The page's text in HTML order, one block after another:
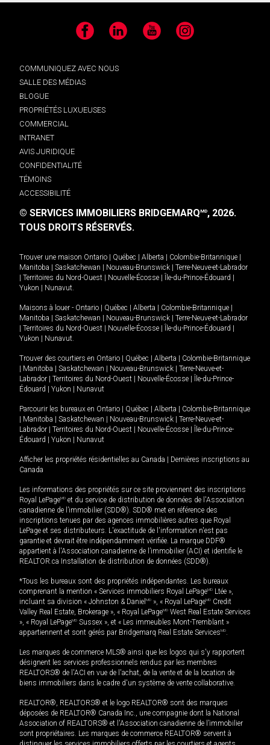
Facebook LinkedIn YouTube Instagram
COMMUNIQUEZ AVEC NOUS
SALLE DES MÉDIAS
BLOGUE
PROPRIÉTÉS LUXUEUSES
COMMERCIAL
INTRANET
AVIS JURIDIQUE
CONFIDENTIALITÉ
TÉMOINS
ACCESSIBILITÉ
© SERVICES IMMOBILIERS BRIDGEMARQMD, 2026.
TOUS DROITS RÉSERVÉS.
Trouver une maison Ontario Québec Alberta Colombie-Britannique
Manitoba
Saskatchewan Nouveau-Brunswick
Terre-Neuve-et-Labrador
Territoires du Nord-Ouest Nouvelle-Écosse Île-du-Prince-Édouard
Yukon
Nunavut.
Maisons à louer - Ontario Québec Alberta Colombie-Britannique
Manitoba
Saskatchewan Nouveau-Brunswick
Terre-Neuve-et-Labrador
Territoires du Nord-Ouest Nouvelle-Écosse Île-du-Prince-Édouard
Yukon
Nunavut.
Trouver des courtiers en Ontario Québec Alberta
Colombie-Britannique
Manitoba Saskatchewan Nouveau-Brunswick
Terre-Neuve-et-
Labrador
Territoires du Nord-Ouest Nouvelle-Écosse
Île-du-Prince-
Édouard
Yukon Nunavut
Parcourir les bureaux en Ontario Québec Alberta
Colombie-Britannique
Manitoba Saskatchewan Nouveau-Brunswick
Terre-Neuve-et-
Labrador
Territoires du Nord-Ouest Nouvelle-Écosse
Île-du-Prince-
Édouard
Yukon Nunavut
Afficher les propriétés résidentielles au Canada
Dernières inscriptions au
Canada
Les informations des propriétés sur ce site proviennent des inscriptions
Royal LePageMD et du service de distribution de données de l'Association
canadienne de l’immobilier (SDD®). SDD® met en référence des
inscriptions tenues par des agences immobilières autres que Royal
LePage et ses distributeurs. L'exactitude de l'information n'est pas
garantie et devrait être indépendamment vérifiée. La marque DDF®
appartient à l'Association canadienne de l’immobilier (ACI) et identifie le
REALTOR.ca Installation de distribution de données (SDD®).
*Tous les bureaux sont des propriétés indépendantes. Les bureaux
comprenant la mention « Services immobiliers Royal LePageMD Ltée »,
incluant sa division « Johnston & Daniel MD », « Royal LePageMD Credit
Valley Real Estate, Brokerage », « Royal LePageMD West Real Estate Services
», « Royal LePageMD Sussex », et « Les immeubles Mont-Tremblant »
appartiennent et sont gérés par Bridgemarq Real Estate ServicesMD.
Les marques de commerce MLS® ainsi que les logos qui s'y rapportent
désignent les services professionnels rendus par les membres
REALTORS® de l'ACI en vue de l'achat, de la vente et de la location de
biens immobiliers dans le cadre d'un système de vente collaborative.
REALTOR®, REALTORS® et le logo REALTOR® sont des marques
déposées de REALTOR® Canada Inc., une compagnie dont la National
Association of REALTORS® et l'Association canadienne de l’immobilier
sont propriétaires. Les marques de commerce REALTOR® servent à